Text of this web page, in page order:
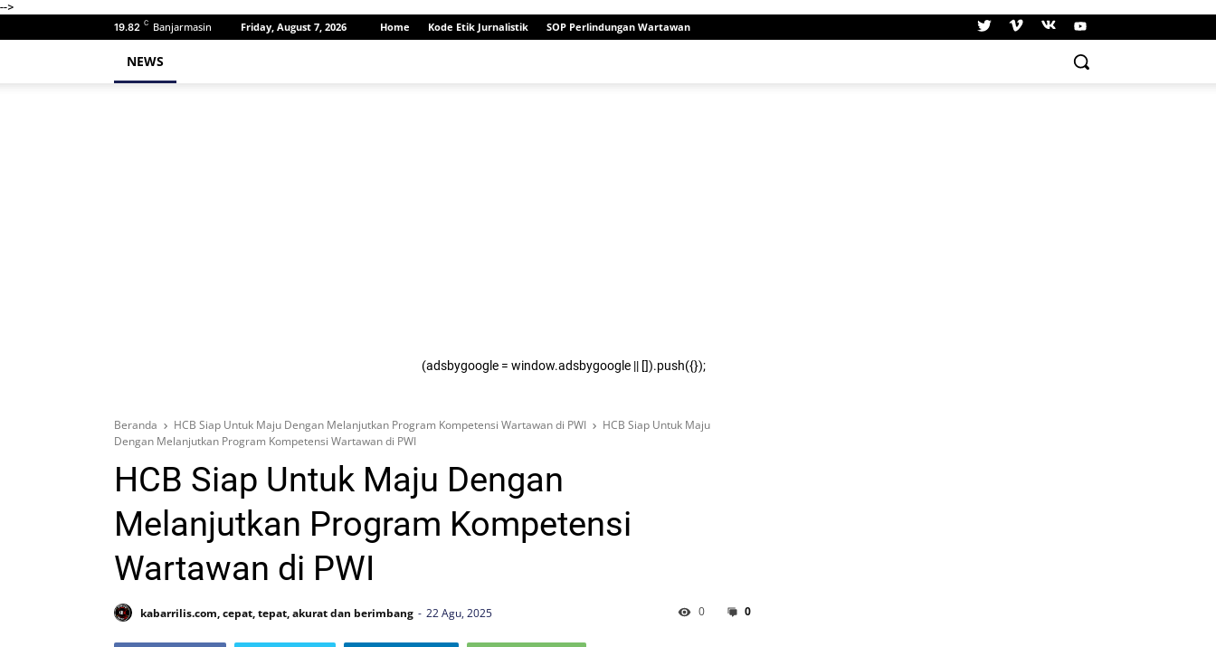
-->
19.82 C Banjarmasin Friday, August 7, 2026 Home Kode Etik Jurnalistik SOP Perlindungan Wartawan
NEWS
(adsbygoogle = window.adsbygoogle || []).push({});
Beranda HCB Siap Untuk Maju Dengan Melanjutkan Program Kompetensi Wartawan di PWI
HCB Siap Untuk Maju
Dengan Melanjutkan Program Kompetensi Wartawan di PWI
HCB Siap Untuk Maju Dengan
Melanjutkan Program Kompetensi
Wartawan di PWI
kabarrilis.com, cepat, tepat, akurat dan berimbang 22 Agu, 2025 0
0